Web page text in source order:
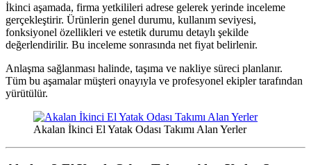
İkinci aşamada, firma yetkilileri adrese gelerek yerinde inceleme
gerçekleştirir. Ürünlerin genel durumu, kullanım seviyesi,
fonksiyonel özellikleri ve estetik durumu detaylı şekilde
değerlendirilir. Bu inceleme sonrasında net fiyat belirlenir.
Anlaşma sağlanması halinde, taşıma ve nakliye süreci planlanır.
Tüm bu aşamalar müşteri onayıyla ve profesyonel ekipler tarafından
yürütülür.
Akalan İkinci El Yatak Odası Takımı Alan Yerler